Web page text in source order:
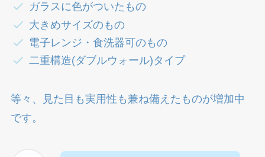
ガラスに色がついたもの
大きめサイズのもの
電子レンジ・食洗器可のもの
二重構造(ダブルウォール)タイプ
等々、見た目も実用性も兼ね備えたものが増加中
です。